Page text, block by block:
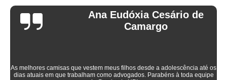
Ana Eudóxia Cesário de
Camargo
As melhores camisas que vestem meus filhos desde a adolescência até os
dias atuais em que trabalham como advogados. Parabéns à toda equipe